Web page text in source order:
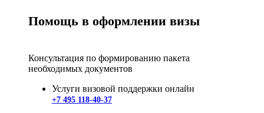
Помощь в оформлении визы
Консультация по формированию пакета
необходимых документов
Услуги визовой поддержки онлайн
+7 495 118-40-37